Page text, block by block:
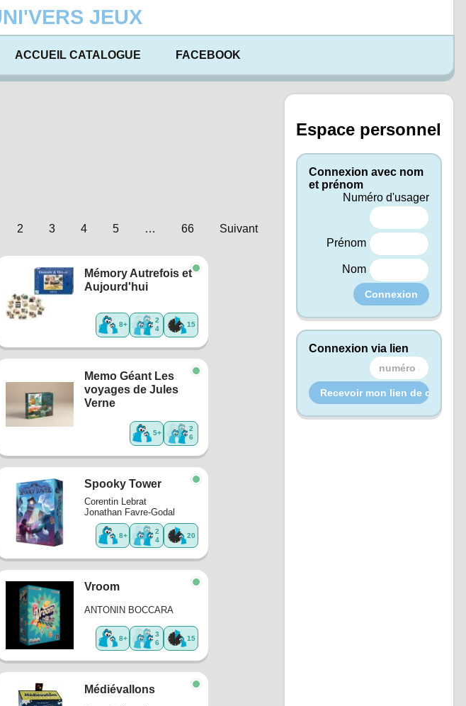
JEUX
ACCUEIL CATALOGUE FACEBOOK
Espace personnel
Connexion avec nom
et prénom
Numéro d'usager
Prénom
Nom
Connexion via lien
2 3 4 5 … 66 Suivant
Mémory Autrefois et
Aujourd'hui
8+
2
4
15
Memo Géant Les
voyages de Jules
Verne
5+
2
6
Spooky Tower
Corentin Lebrat
Jonathan Favre-Godal
8+
2
4
20
Vroom
ANTONIN BOCCARA
8+
3
6
15
Médiévallons